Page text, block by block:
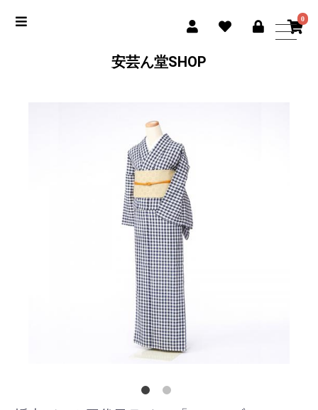
0
安芸ん堂SHOP